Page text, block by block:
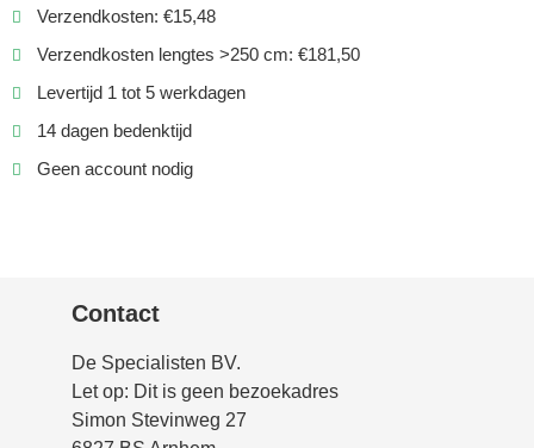
Verzendkosten: €15,48
Verzendkosten lengtes >250 cm: €181,50
Levertijd 1 tot 5 werkdagen
14 dagen bedenktijd
Geen account nodig
Contact
De Specialisten BV.
Let op: Dit is geen bezoekadres
Simon Stevinweg 27